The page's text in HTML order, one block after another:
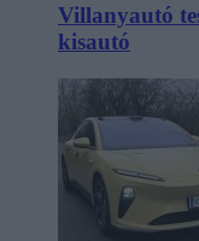
Villanyautó
kisautó